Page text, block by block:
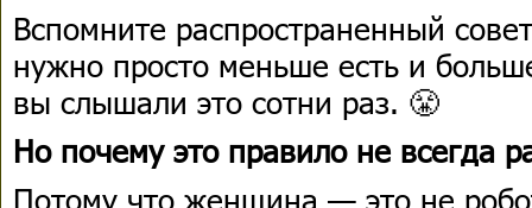
Вспомните распространенный
нужно просто меньше есть и
вы слышали это сотни раз. 😤
Но почему это правило не всегда
Потому что женщина — это не